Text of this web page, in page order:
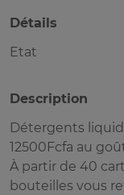
Détails
Etat
Description
Détergents
12500Fcfa au
À partir de 40
bouteilles vous